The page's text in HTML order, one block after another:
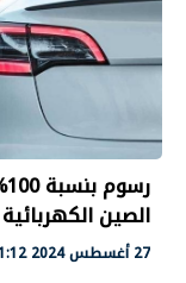
الصين الكهربائية
27 أغسطس 2024 01:12 ص